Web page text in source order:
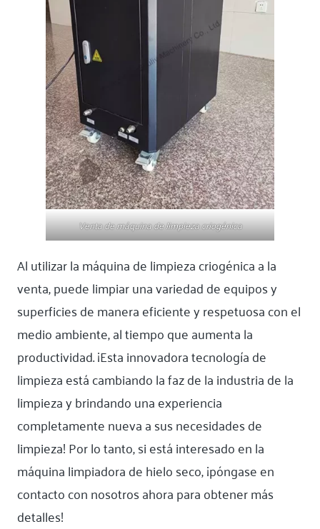
Venta de máquina de limpieza criogénica
Al utilizar la máquina de limpieza criogénica a la
venta, puede limpiar una variedad de equipos y
superficies de manera eficiente y respetuosa con el
medio ambiente, al tiempo que aumenta la
productividad. ¡Esta innovadora tecnología de
limpieza está cambiando la faz de la industria de la
limpieza y brindando una experiencia
completamente nueva a sus necesidades de
limpieza! Por lo tanto, si está interesado en la
máquina limpiadora de hielo seco, ¡póngase en
contacto con nosotros ahora para obtener más
detalles!